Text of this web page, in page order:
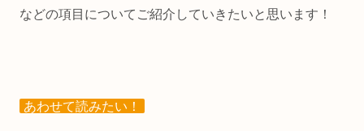
などの項目についてご紹介していきたいと思います！
あわせて読みたい！